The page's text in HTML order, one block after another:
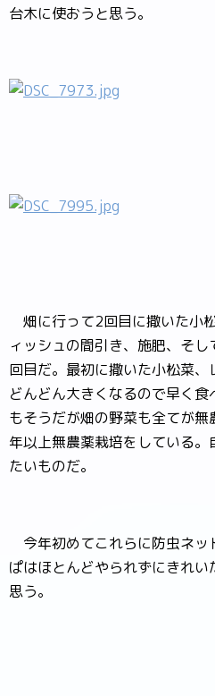
台木に使おうと思う。
畑に行って2回目に撒いた小
ィッシュの間引き、施肥、そ
回目だ。最初に撒いた小松菜、
どんどん大きくなるので早く
もそうだが畑の野菜も全てが
年以上無農薬栽培をしている
たいものだ。
今年初めてこれらに防虫ネッ
ぱはほとんどやられずにきれ
思う。